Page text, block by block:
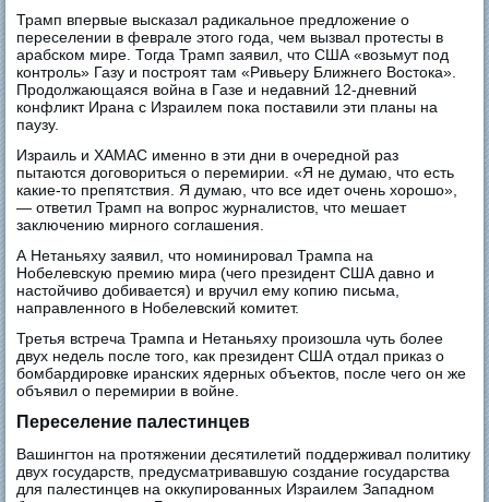
Трамп впервые высказал радикальное предложение о
переселении в феврале этого года, чем вызвал протесты в
арабском мире. Тогда Трамп заявил, что США «возьмут под
контроль» Газу и построят там «Ривьеру Ближнего Востока».
Продолжающаяся война в Газе и недавний 12-дневний
конфликт Ирана с Израилем пока поставили эти планы на
паузу.
Израиль и ХАМАС именно в эти дни в очередной раз
пытаются договориться о перемирии. «Я не думаю, что есть
какие-то препятствия. Я думаю, что все идет очень хорошо»,
— ответил Трамп на вопрос журналистов, что мешает
заключению мирного соглашения.
А Нетаньяху заявил, что номинировал Трампа на
Нобелевскую премию мира (чего президент США давно и
настойчиво добивается) и вручил ему копию письма,
направленного в Нобелевский комитет.
Третья встреча Трампа и Нетаньяху произошла чуть более
двух недель после того, как президент США отдал приказ о
бомбардировке иранских ядерных объектов, после чего он же
объявил о перемирии в войне.
Переселение палестинцев
Вашингтон на протяжении десятилетий поддерживал политику
двух государств, предусматривавшую создание государства
для палестинцев на оккупированных Израилем Западном